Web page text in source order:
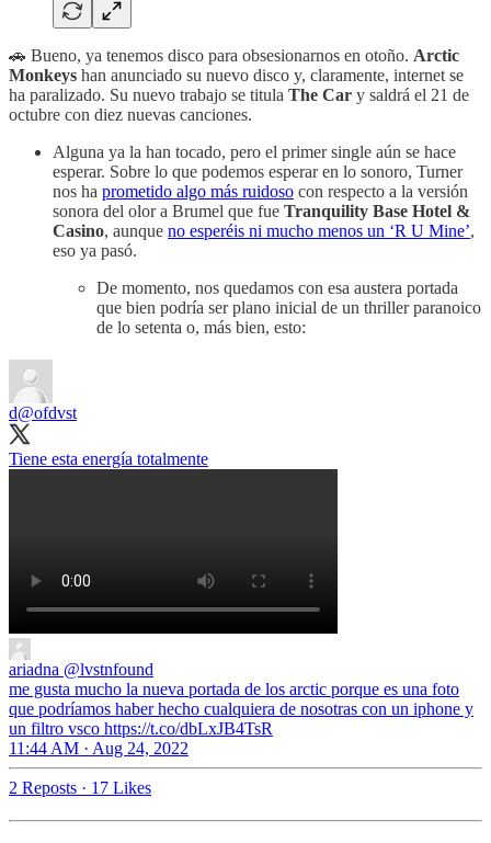
🚗 Bueno, ya tenemos disco para obsesionarnos en otoño. Arctic
Monkeys han anunciado su nuevo disco y, claramente, internet se
ha paralizado. Su nuevo trabajo se titula The Car y saldrá el 21 de
octubre con diez nuevas canciones.
Alguna ya la han tocado, pero el primer single aún se hace
esperar. Sobre lo que podemos esperar en lo sonoro, Turner
nos ha prometido algo más ruidoso con respecto a la versión
sonora del olor a Brumel que fue Tranquility Base Hotel &
Casino, aunque no esperéis ni mucho menos un ‘R U Mine’,
eso ya pasó.
De momento, nos quedamos con esa austera portada
que bien podría ser plano inicial de un thriller paranoico
de lo setenta o, más bien, esto:
d@ofdvst
Tiene esta energía totalmente
ariadna @lvstnfound
me gusta mucho la nueva portada de los arctic porque es una foto
que podríamos haber hecho cualquiera de nosotras con un iphone y
un filtro vsco https://t.co/dbLxJB4TsR
11:44 AM · Aug 24, 2022
2 Reposts · 17 Likes